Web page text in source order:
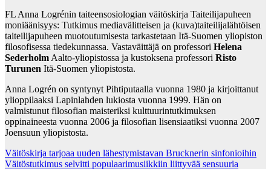
FL Anna Logrénin taiteensosiologian väitöskirja Taiteilijapuheen
moniäänisyys: Tutkimus mediavälitteisen ja (kuva)taiteilijalähtöisen
taiteilijapuheen muotoutumisesta tarkastetaan Itä-Suomen yliopiston
filosofisessa tiedekunnassa. Vastaväittäjä on professori Helena
SederholmAalto-yliopistossa ja kustoksena professori Risto
Turunen Itä-Suomen yliopistosta.
Anna Logrén on syntynyt Pihtiputaalla vuonna 1980 ja kirjoittanut
ylioppilaaksi Lapinlahden lukiosta vuonna 1999. Hän on
valmistunut filosofian maisteriksi kulttuurintutkimuksen
oppinaineesta vuonna 2006 ja filosofian lisensiaatiksi vuonna 2007
Joensuun yliopistosta.
Post
Väitöskirja tarjoaa uuden lähestymistavan Brucknerin sinfonioihin
Väitöstutkimus selvitti populaarimusiikkiin liittyvää sensuuria